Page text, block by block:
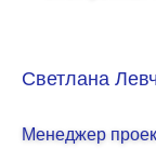
Светлана
Менеджер